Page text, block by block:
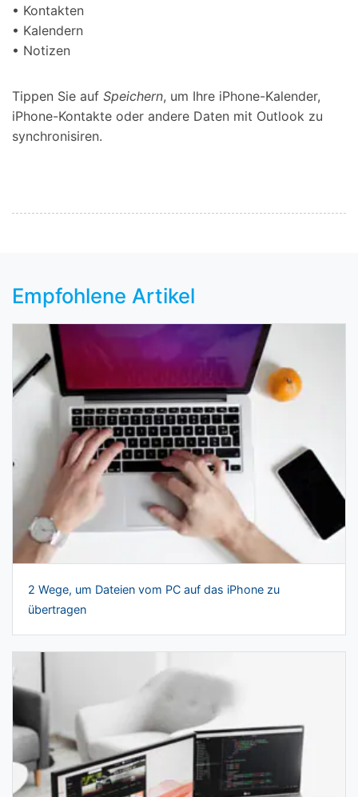
• Kontakten
• Kalendern
• Notizen
Tippen Sie auf Speichern, um Ihre iPhone-Kalender,
iPhone-Kontakte oder andere Daten mit Outlook zu
synchronisiren.
Empfohlene Artikel
2 Wege, um Dateien vom PC auf das iPhone zu
übertragen